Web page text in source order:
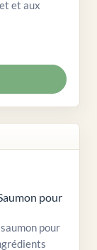
et aux
pour
pour